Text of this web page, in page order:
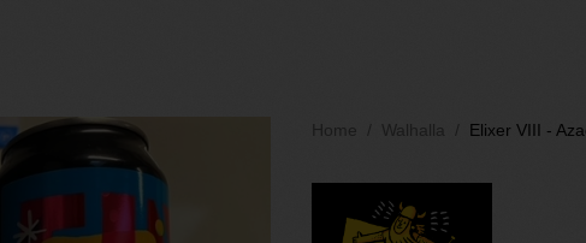
Home Walhalla Elixer VIII -